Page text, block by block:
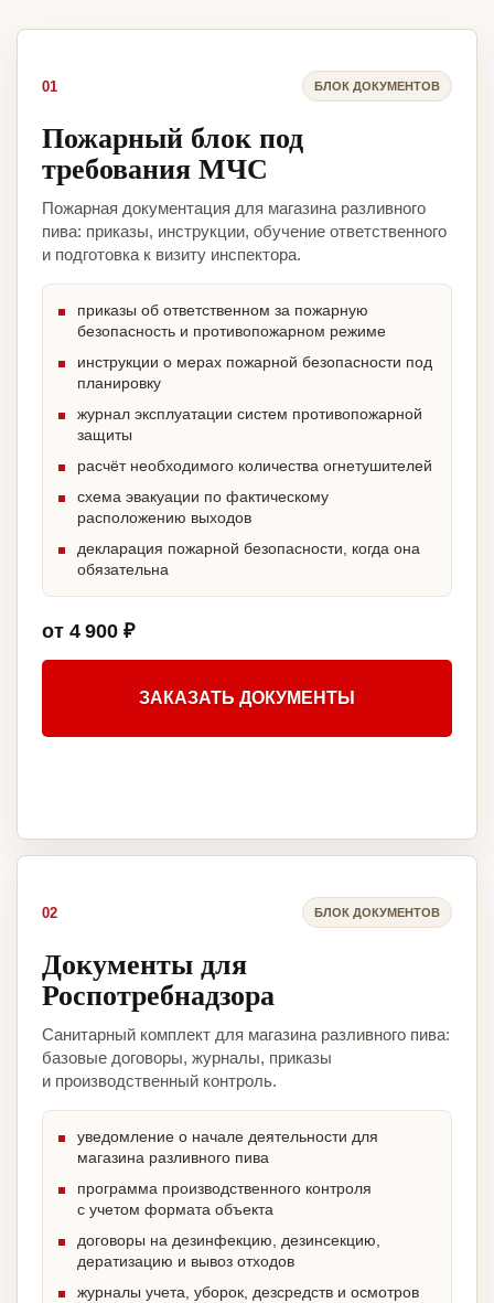
01 БЛОК ДОКУМЕНТОВ
Пожарный блок под
требования МЧС
Пожарная документация для магазина разливного
пива: приказы, инструкции, обучение ответственного
и подготовка к визиту инспектора.
приказы об ответственном за пожарную
безопасность и противопожарном режиме
инструкции о мерах пожарной безопасности под
планировку
журнал эксплуатации систем противопожарной
защиты
расчёт необходимого количества огнетушителей
схема эвакуации по фактическому
расположению выходов
декларация пожарной безопасности, когда она
обязательна
от 4 900 ₽
ЗАКАЗАТЬ ДОКУМЕНТЫ
02 БЛОК ДОКУМЕНТОВ
Документы для
Роспотребнадзора
Санитарный комплект для магазина разливного пива:
базовые договоры, журналы, приказы
и производственный контроль.
уведомление о начале деятельности для
магазина разливного пива
программа производственного контроля
с учетом формата объекта
договоры на дезинфекцию, дезинсекцию,
дератизацию и вывоз отходов
журналы учета, уборок, дезсредств и осмотров